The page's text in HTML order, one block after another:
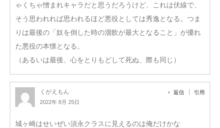
ゃくちゃ憎まれキャラだと思うだろうけど、これは伏線で、
そう思われれば思われるほど悪役としては秀逸となる。つま
りは最後の「奴を倒した時の溜飲が最大となること」が優れ
た悪役の本懐となる。
（あるいは最後、心をとりもどして死ぬ、際も同じ）
くがえもん
2022年 8月 25日
返信 引用
城ヶ崎はせいぜい須永クラスに見えるのは俺だけかな